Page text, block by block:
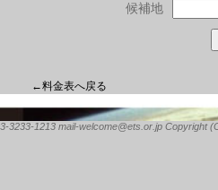
候補地
←料金表へ戻る
3233-1213 mail-welcome@ets.or.jp Copyright